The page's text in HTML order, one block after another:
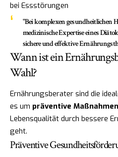
bei Essstörungen
"Bei komplexen gesundheitlichen
medizinische Expertise eines
sichere und effektive
Wann ist ein
Wahl?
Ernährungsberater sind die
es um präventive Maßnahmen
Lebensqualität durch bessere
geht.
Präventive